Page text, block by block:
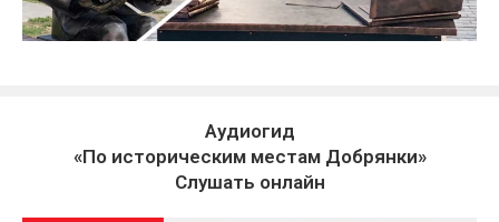
Аудиогид
«По историческим местам Добрянки»
Слушать онлайн